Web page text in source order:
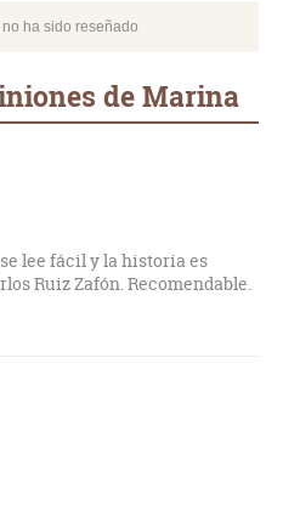
ha sido reseñado
de Marina
lee fácil y la historia es
Ruiz Zafón. Recomendable.